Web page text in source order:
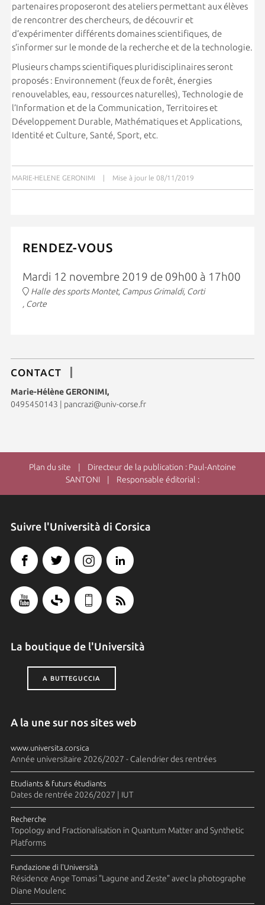
partenaires proposeront des ateliers permettant aux élèves
de rencontrer des chercheurs, de découvrir et
d’expérimenter différents domaines scientifiques, de
s’informer sur le monde de la recherche et de la technologie.
Plusieurs champs scientifiques pluridisciplinaires seront
proposés : Environnement (feux de forêt, énergies
renouvelables, eau, ressources naturelles), Technologie de
l’Information et de la Communication, Territoires et
Développement Durable, Mathématiques et Applications,
Identité et Culture, Santé, Sport, etc.
MARIE-HELENE GERONIMI | Mise à jour le 08/11/2019
RENDEZ-VOUS
Mardi 12 novembre 2019 de 09h00 à 17h00
Halle des sports Montet, Campus Grimaldi, Corti
, Corte
CONTACT
Marie-Hélène GERONIMI,
0495450143 | pancrazi@univ-corse.fr
Plan du site | Directeur de la publication : Paul-Antoine
SANTONI | Responsable éditorial :
Suivre l'Università di Corsica
La boutique de l'Università
A BUTTEGUCCIA
A la une sur nos sites web
www.universita.corsica
Année universitaire 2026/2027 - Calendrier des rentrées
Etudiants & futurs étudiants
Dates de rentrée 2026/2027 | IUT
Recherche
Topology and Fractionalisation in Quantum Matter and Synthetic
Platforms
Fundazione di l'Università
Résidence Ange Tomasi "Lagune and Zeste" avec la photographe
Diane Moulenc